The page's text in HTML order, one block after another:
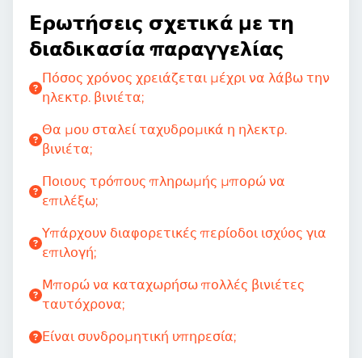
Ερωτήσεις σχετικά με τη
διαδικασία παραγγελίας
Πόσος χρόνος χρειάζεται μέχρι να λάβω την
ηλεκτρ. βινιέτα;
Θα μου σταλεί ταχυδρομικά η ηλεκτρ.
βινιέτα;
Ποιους τρόπους πληρωμής μπορώ να
επιλέξω;
Υπάρχουν διαφορετικές περίοδοι ισχύος για
επιλογή;
Μπορώ να καταχωρήσω πολλές βινιέτες
ταυτόχρονα;
Είναι συνδρομητική υπηρεσία;